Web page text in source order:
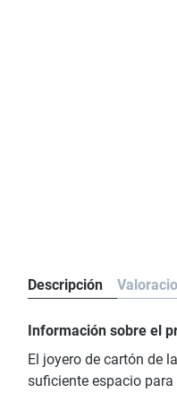
Descripción
Información sobre el
El joyero de cartón de
suficiente espacio